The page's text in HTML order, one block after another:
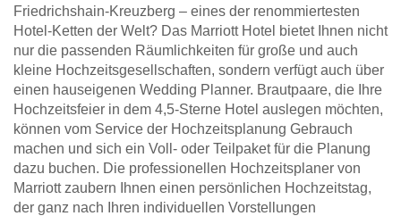
Friedrichshain-Kreuzberg – eines der renommiertesten
Hotel-Ketten der Welt? Das Marriott Hotel bietet Ihnen nicht
nur die passenden Räumlichkeiten für große und auch
kleine Hochzeitsgesellschaften, sondern verfügt auch über
einen hauseigenen Wedding Planner. Brautpaare, die Ihre
Hochzeitsfeier in dem 4,5-Sterne Hotel auslegen möchten,
können vom Service der Hochzeitsplanung Gebrauch
machen und sich ein Voll- oder Teilpaket für die Planung
dazu buchen. Die professionellen Hochzeitsplaner von
Marriott zaubern Ihnen einen persönlichen Hochzeitstag,
der ganz nach Ihren individuellen Vorstellungen